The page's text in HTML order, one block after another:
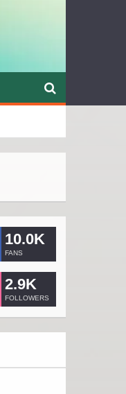
10.0K
FANS
2.9K
FOLLOWERS